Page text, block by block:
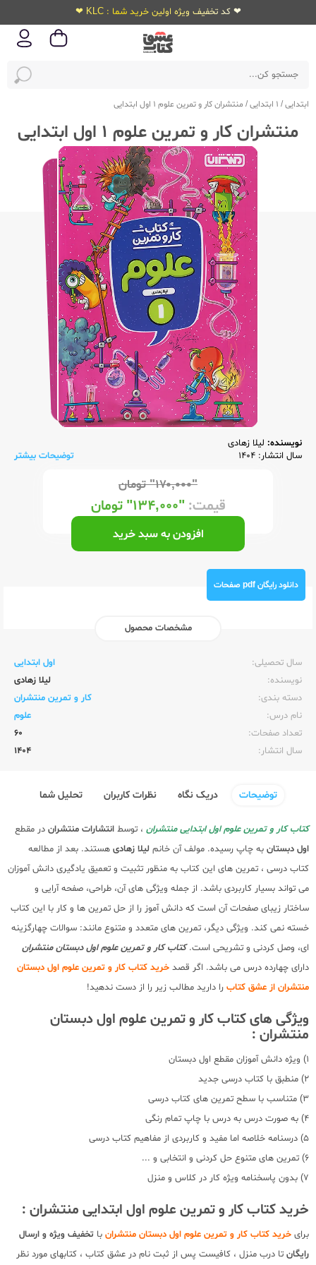
❤ کد تخفیف ویژه اولین خرید شما : KLC ❤
ابتدایی/ 1 ابتدایی / منتشران کار و تمرین علوم 1 اول ابتدایی
منتشران کار و تمرین علوم 1 اول ابتدایی
نویسنده: لیلا زهادی
سال انتشار: 1404
توضیحات بیشتر
"۱۷۰,۰۰۰" تومان
قیمت:"۱۳۴,۰۰۰" تومان
افزودن به سبد خرید
دانلود رایگان pdf صفحات
مشخصات محصول
سال تحصیلی:‌
اول ابتدایی
نویسنده:‌
لیلا زهادی
دسته بندی:
کار و تمرین منتشران
نام درس:
علوم
تعداد صفحات:‌
60
سال انتشار:‌
1404
توضیحات دریک نگاه نظرات کاربران تحلیل شما
کتاب کار و تمرین علوم اول ابتدایی منتشران ، توسط انتشارات منتشران در مقطع
اول دبستان به چاپ رسیده. مولف آن خانم لیلا زهادی هستند. بعد از مطالعه
کتاب درسی ، تمرین های این کتاب به منظور تثبیت و تعمیق یادگیری دانش آموزان
می تواند بسیار کاربردی باشد. از جمله ویژگی های آن، طراحی، صفحه آرایی و
ساختار زیبای صفحات آن است که دانش آموز را از حل تمرین ها و کار با این کتاب
خسته نمی کند. ویژگی دیگر، تمرین های متعدد و متنوع مانند: سوالات چهارگزینه
ای، وصل کردنی و تشریحی است.کتاب کار و تمرین علوم اول دبستان منتشران
دارای چهارده درس می باشد. اگر قصد خرید کتاب کار و تمرین علوم اول دبستان
منتشران از عشق کتاب را دارید مطالب زیر را از دست ندهید!
ویژگی های کتاب کار و تمرین علوم اول دبستان
منتشران :
1) ویژه دانش آموزان مقطع اول دبستان
2) منطبق با کتاب درسی جدید
3) متناسب با سطح تمرین های کتاب درسی
4) به صورت درس به درس با چاپ تمام رنگی
5) درسنامه خلاصه اما مفید و کاربردی از مفاهیم کتاب درسی
6) تمرین های متنوع حل کردنی و انتخابی و ...
7) بدون پاسخنامه ویژه کار در کلاس و منزل
خرید کتاب کار و تمرین علوم اول ابتدایی منتشران :
برای خرید کتاب کار و تمرین علوم اول دبستان منتشران با تخفیف ویژه و ارسال
رایگان تا درب منزل ، کافیست پس از ثبت نام در عشق کتاب ، کتابهای مورد نظر